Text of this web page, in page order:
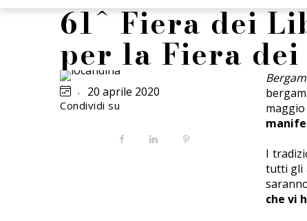
61^ Fiera dei
per la Fiera
. 20 aprile 2020
Condividi su
FacebookLinkedIn
I
tutti gli
che vi